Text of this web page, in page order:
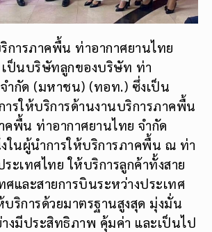
ารภาคพื้น ท่าอากาศยานไทย
เป็นบริษัทลูกของบริษัท ท่า
ำกัด (มหาชน) (ทอท.) ซึ่งเป็น
รให้บริการด้านงานบริการภาคพื้น
พื้น ท่าอากาศยานไทย จำกัด
นผู้นำการให้บริการภาคพื้น ณ ท่า
ะเทศไทย ให้บริการลูกค้าทั้งสาย
และสายการบินระหว่างประเทศ
ริการด้วยมาตรฐานสูงสุด มุ่งมั่น
างมีประสิทธิภาพ คุ้มค่า และเป็นไป